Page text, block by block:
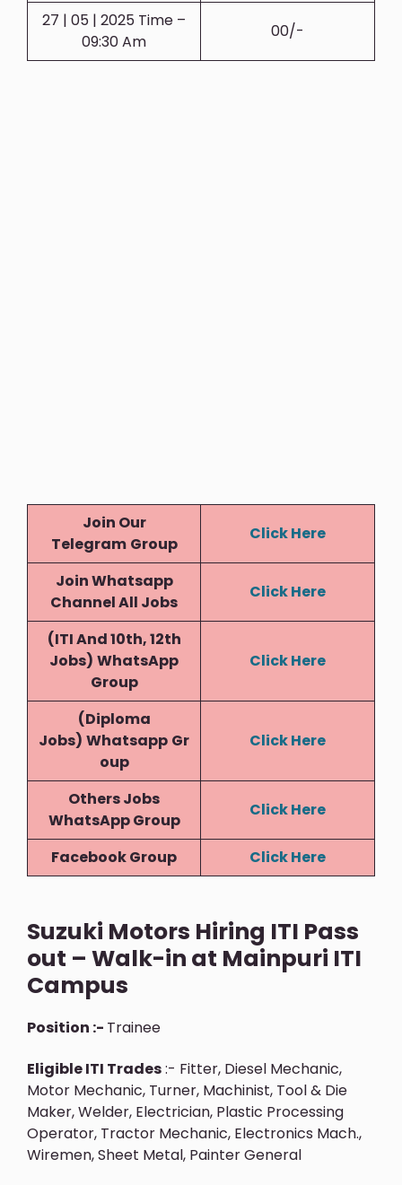
27 | 05 | 2025 Time –
09:30 Am
00/-
Join Our
Telegram Group
Click Here
Join Whatsapp
Channel All Jobs
Click Here
(ITI And 10th, 12th
Jobs) WhatsApp
Group
Click Here
(Diploma
Jobs) Whatsapp Gr
Oup
Click Here
Others Jobs
WhatsApp Group
Click Here
Facebook Group Click Here
Suzuki Motors Hiring ITI Pass
out – Walk-in at Mainpuri ITI
Campus
Position :- Trainee
Eligible ITI Trades:- Fitter, Diesel Mechanic,
Motor Mechanic, Turner, Machinist, Tool & Die
Maker, Welder, Electrician, Plastic Processing
Operator, Tractor Mechanic, Electronics Mach.,
Wiremen, Sheet Metal, Painter General